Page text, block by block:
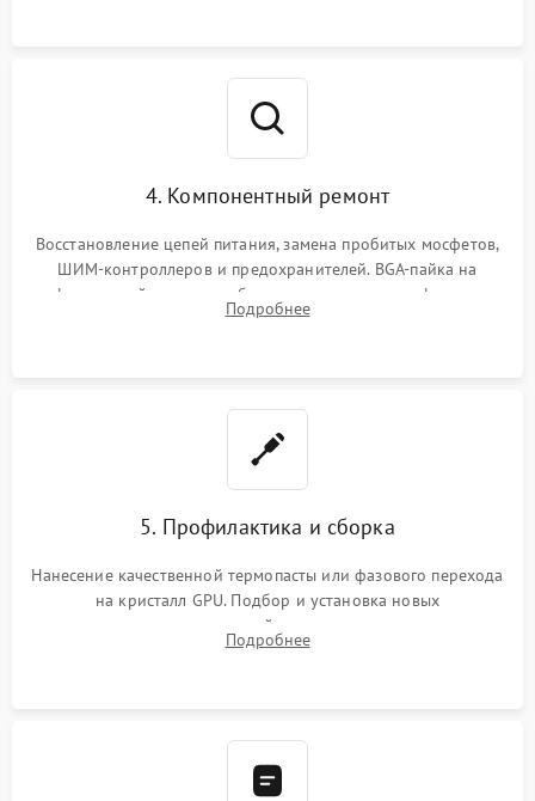
4. Компонентный ремонт
Восстановление цепей питания, замена пробитых мосфетов,
ШИМ-контроллеров и предохранителей. BGA-пайка на
инфракрасной станции реболлинг или замена графического
чипа и дефектной памяти GDDR. Прошивка BIOS
Подробнее
5. Профилактика и сборка
Нанесение качественной термопасты или фазового перехода
на кристалл GPU. Подбор и установка новых
термопрокладок правильной толщины на память и цепи
питания. Монтаж радиатора и бэкплейта, подключение и
Подробнее